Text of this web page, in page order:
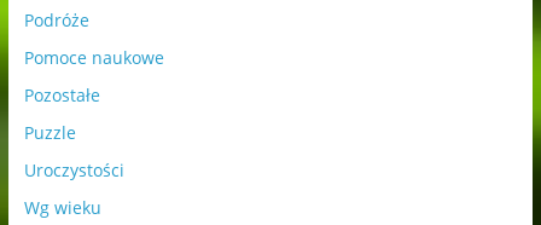
Podróże
Pomoce naukowe
Pozostałe
Puzzle
Uroczystości
Wg wieku